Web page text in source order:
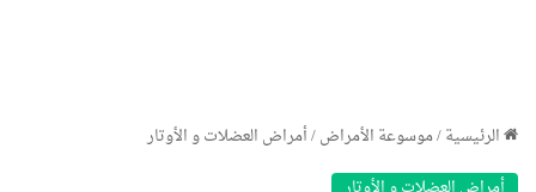
الرئيسية/موسوعة الأمراض/أمراض العضلات و الأوتار